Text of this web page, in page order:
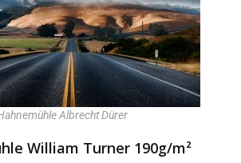
Albrecht Dürer
William Turner 190g/m²